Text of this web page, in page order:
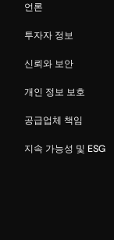
언론
투자자 정보
신뢰와 보안
개인 정보 보호
공급업체 책임
지속 가능성 및 ESG